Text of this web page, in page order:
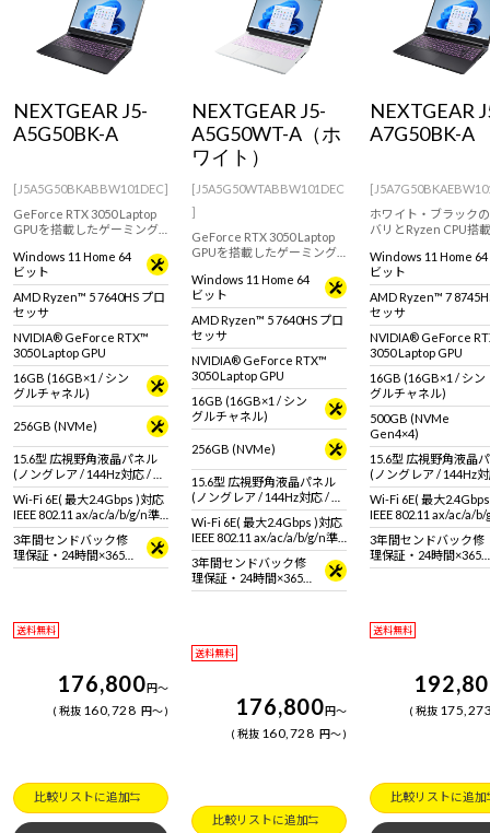
ディスプレイ
Windows 11
Copilot+ PC
AIおすすめパソコン
Windows 11
NEXTGEAR J5-
A5G50BK-A
[J5A5G50BKABBW101DEC]
GeForce RTX 3050 Laptop
GPUを搭載したゲーミング
してみたい方におすすめな
モデル
Windows 11 Home 64
ビット
AMD Ryzen™ 5 7640HS プロ
セッサ
NVIDIA® GeForce RTX™
3050 Laptop GPU
16GB (16GB×1 / シン
グルチャネル)
256GB (NVMe)
15.6型 広視野角液晶パネル
(ノングレア / 144Hz対応 / ア
スペクト比16:9)
Wi-Fi 6E( 最大2.4Gbps )対応
IEEE 802.11 ax/ac/a/b/g/n準
拠 ＋ Bluetooth 5内蔵
3年間センドバック修
理保証・24時間×365
日電話サポート
送料無料
176,800円～
税抜 160,728 円～
比較リストに追加
NEXTGEAR J5-
A5G50WT-A（ホ
ワイト）
[J5A5G50WTABBW101DEC
]
GeForce RTX 3050 Laptop
GPUを搭載したゲーミング
してみたい方におすすめな
ホワイトカラーモデル
Windows 11 Home 64
ビット
AMD Ryzen™ 5 7640HS プロ
セッサ
NVIDIA® GeForce RTX™
3050 Laptop GPU
16GB (16GB×1 / シン
グルチャネル)
256GB (NVMe)
15.6型 広視野角液晶パネル
(ノングレア / 144Hz対応 / ア
スペクト比16:9)
Wi-Fi 6E( 最大2.4Gbps )対応
IEEE 802.11 ax/ac/a/b/g/n準
拠 ＋ Bluetooth 5内蔵
3年間センドバック修
理保証・24時間×365
日電話サポート
送料無料
176,800円～
税抜 160,728 円～
比較リストに追加
NEXTGEAR
A7G50BK-A
ホワイト・ブラック
バリとRyzen CPU搭
Windows 11 Home 64
ビット
AMD Ryzen™ 7
セッサ
NVIDIA® GeForce
3050 Laptop GPU
16GB (16GB×1 / シン
グルチャネル)
500GB (NVMe
Gen4×4)
15.6型 広視野角液晶
(ノングレア / 144Hz
スペクト比16:9)
Wi-Fi 6E( 最大
IEEE 802.11 ax/ac/a/
拠 ＋ Bluetooth 5内蔵
3年間センドバック修
理保証・24時間×365
日電話サポート
送料無料
税抜
比較リストに追加